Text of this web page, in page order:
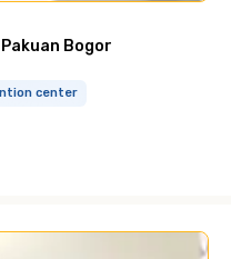
Bogor
center